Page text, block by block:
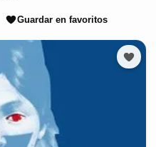
Guardar en favoritos